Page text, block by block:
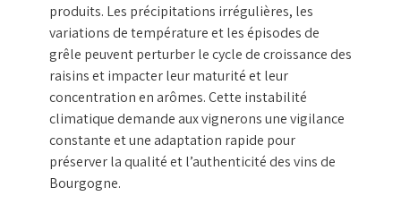
produits. Les précipitations irrégulières, les
variations de température et les épisodes de
grêle peuvent perturber le cycle de croissance des
raisins et impacter leur maturité et leur
concentration en arômes. Cette instabilité
climatique demande aux vignerons une vigilance
constante et une adaptation rapide pour
préserver la qualité et l’authenticité des vins de
Bourgogne.